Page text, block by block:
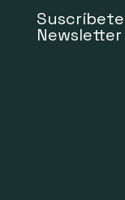
Newsletter